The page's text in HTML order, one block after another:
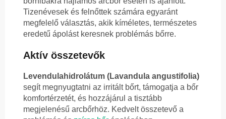
Tizenévesek és felnőttek számára egyaránt
megfelelő választás, akik kíméletes, természetes
eredetű ápolást keresnek problémás bőrre.
Aktív összetevők
Levendulahidrolátum (Lavandula angustifolia)
segít megnyugtatni az irritált bőrt, támogatja a bőr
komfortérzetét, és hozzájárul a tisztább
megjelenésű arcbőrhöz. Kedvelt összetevő a